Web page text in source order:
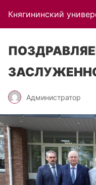
Княгининский
Администратор